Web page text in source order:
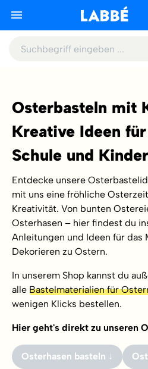
Osterbasteln mit
Kreative Ideen
Schule und
Entdecke unsere
mit uns eine fröhliche
Kreativität. Von bunten
Osterhasen – hier findest du
Anleitungen und Ideen für das
Dekorieren zu Ostern.
In unserem Shop kannst du
alle Bastelmaterialien für
wenigen Klicks bestellen.
Hier geht's direkt zu unseren
Osterhasen basteln ↓